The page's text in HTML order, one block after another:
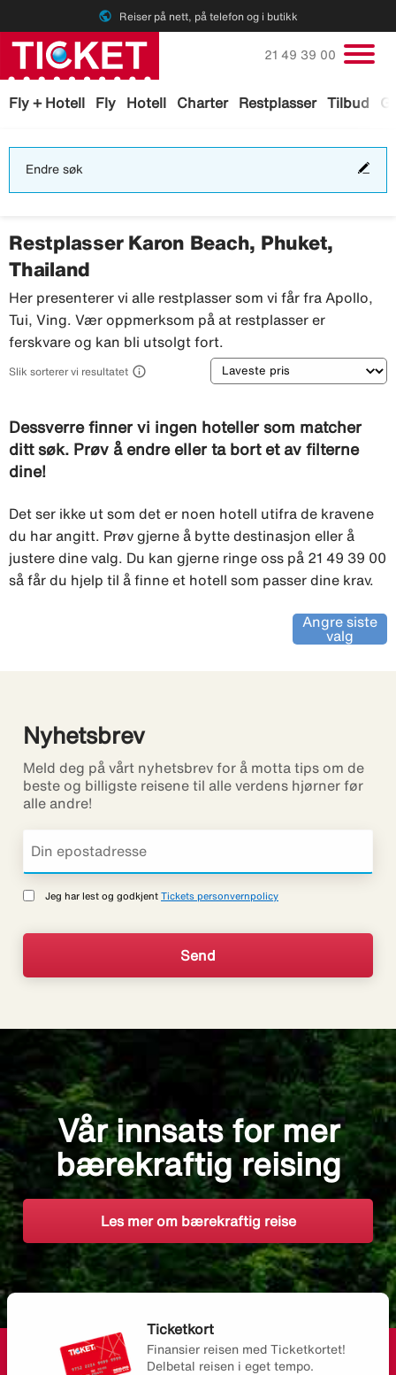
public Reiser på nett, på telefon og i butikk
Fly + Hotell Fly Hotell Charter Restplasser Tilbud
Ring oss på
21 49 39 00
Endre søk
Restplasser Karon Beach, Phuket,
Thailand
Her presenterer vi alle restplasser som vi får fra Apollo,
Tui, Ving. Vær oppmerksom på at restplasser er
ferskvare og kan bli utsolgt fort.
Slik sorterer vi resultatet  Sortering
Dessverre finner vi ingen hoteller som matcher
ditt søk. Prøv å endre eller ta bort et av filterne
dine!
Det ser ikke ut som det er noen hotell utifra de kravene
du har angitt. Prøv gjerne å bytte destinasjon eller å
justere dine valg. Du kan gjerne ringe oss på 21 49 39 00
så får du hjelp til å finne et hotell som passer dine krav.
Angre siste
valg
Nyhetsbrev
Meld deg på vårt nyhetsbrev for å motta tips om de
beste og billigste reisene til alle verdens hjørner før
alle andre!
Jeg har lest og godkjent Tickets personvernpolicy
Vår innsats for mer
bærekraftig reising
Les mer om bærekraftig reise
Ticketkort
Finansier reisen med Ticketkortet!
Delbetal reisen i eget tempo.